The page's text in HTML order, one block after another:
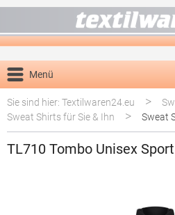
Menü
Sie sind hier: Textilwaren24.eu
>
Sweat Shirts für Sie & Ihn > Sweat
TL710 Tombo Unisex